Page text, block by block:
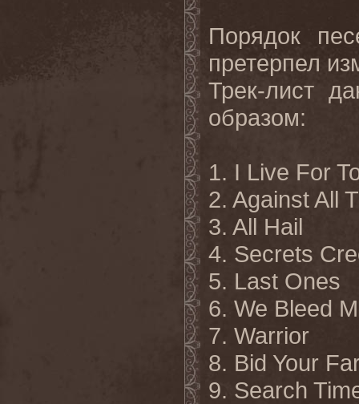
Порядок
претерпел
Трек-лист
образом:
1. I Live For
2. Against All
3. All Hail
4. Secrets
5. Last Ones
6. We Bleed
7. Warrior
8. Bid Your
9. Search